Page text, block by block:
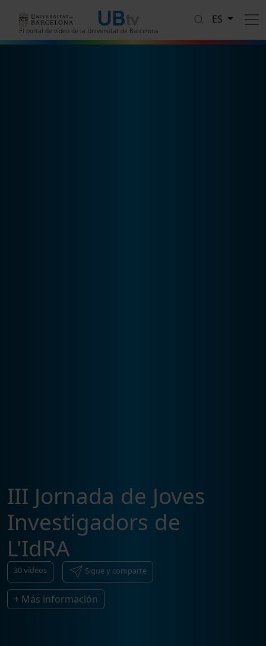
El portal de vídeo de la Universitat de Barcelona
ES
III Jornada de Joves
Investigadors de
L'IdRA
30vídeos Sigue y comparte
+ Más información